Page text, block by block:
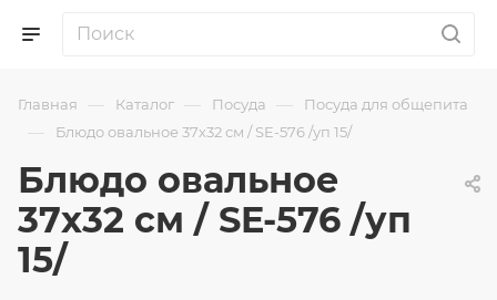
Главная — Каталог — Посуда — Посуда для общепита
— Блюдо овальное 37х32 см / SE-576 /уп 15/
Блюдо овальное
37х32 см / SE-576 /уп
15/